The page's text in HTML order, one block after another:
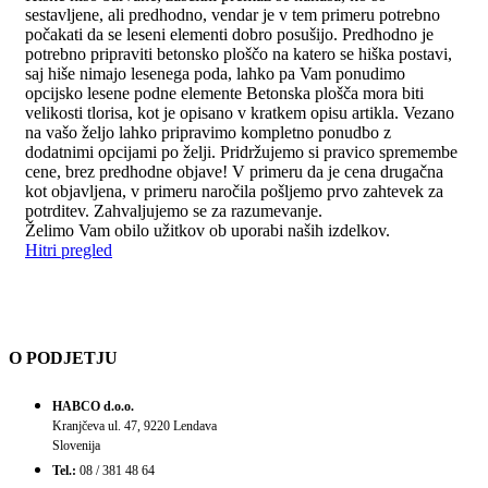
sestavljene, ali predhodno, vendar je v tem primeru potrebno
počakati da se leseni elementi dobro posušijo. Predhodno je
potrebno pripraviti betonsko ploščo na katero se hiška postavi,
saj hiše nimajo lesenega poda, lahko pa Vam ponudimo
opcijsko lesene podne elemente Betonska plošča mora biti
velikosti tlorisa, kot je opisano v kratkem opisu artikla. Vezano
na vašo željo lahko pripravimo kompletno ponudbo z
dodatnimi opcijami po želji. Pridržujemo si pravico spremembe
cene, brez predhodne objave! V primeru da je cena drugačna
kot objavljena, v primeru naročila pošljemo prvo zahtevek za
potrditev. Zahvaljujemo se za razumevanje.
Želimo Vam obilo užitkov ob uporabi naših izdelkov.
Hitri pregled
O PODJETJU
HABCO d.o.o.
Kranjčeva ul. 47, 9220 Lendava
Slovenija
Tel.: 08 / 381 48 64